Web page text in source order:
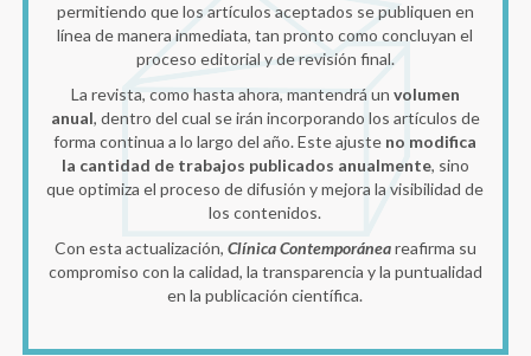
permitiendo que los artículos aceptados se publiquen en
línea de manera inmediata, tan pronto como concluyan el
proceso editorial y de revisión final.
La revista, como hasta ahora, mantendrá un volumen
anual, dentro del cual se irán incorporando los artículos de
forma continua a lo largo del año. Este ajuste no modifica
la cantidad de trabajos publicados anualmente, sino
que optimiza el proceso de difusión y mejora la visibilidad de
los contenidos.
Con esta actualización, Clínica Contemporáneareafirma su
compromiso con la calidad, la transparencia y la puntualidad
en la publicación científica.